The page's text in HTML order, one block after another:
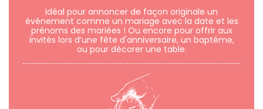
Idéal pour annoncer de façon originale un
événement comme un mariage avec la date et les
prénoms des mariées ! Ou encore pour offrir aux
invités lors d’une fête d'anniversaire, un baptême,
ou pour décorer une table.